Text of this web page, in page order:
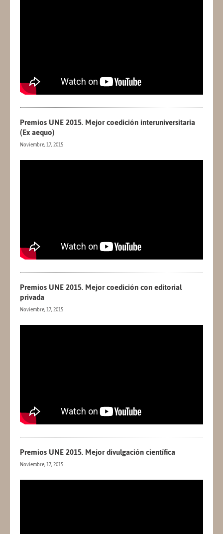
Premios UNE 2015. Mejor coedición interuniversitaria
(Ex aequo)
Noviembre, 17, 2015
Premios UNE 2015. Mejor coedición con editorial
privada
Noviembre, 17, 2015
Premios UNE 2015. Mejor divulgación científica
Noviembre, 17, 2015